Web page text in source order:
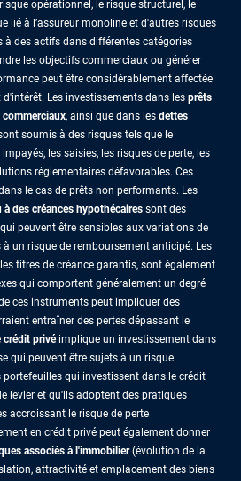
opérationnel, le risque structurel, le
lié à l’assureur monoline et d'autres risques
à des actifs dans différentes catégories
les objectifs commerciaux ou générer
peut être considérablement affectée
Les investissements dans les prêts
, ainsi que dans les dettes
soumis à des risques tels que le
les saisies, les risques de perte, les
réglementaires défavorables. Ces
le cas de prêts non performants. Les
des créances hypothécaires sont des
peuvent être sensibles aux variations de
un risque de remboursement anticipé. Les
titres de créance garantis, sont également
qui comportent généralement un degré
ces instruments peut impliquer des
entraîner des pertes dépassant le
crédit privéimplique un investissement dans
qui peuvent être sujets à un risque
qui investissent dans le crédit
levier et qu'ils adoptent des pratiques
accroissant le risque de perte
en crédit privé peut également donner
associés à l'immobilier(évolution de la
attractivité et emplacement des biens